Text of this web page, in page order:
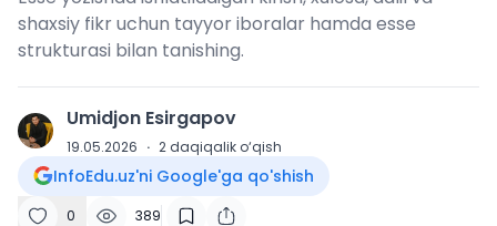
shaxsiy fikr uchun tayyor iboralar hamda esse
strukturasi bilan tanishing.
U Umidjon Esirgapov
19.05.2026 · 2 daqiqalik o‘qish
InfoEdu.uz'ni Google'ga qo'shish
0 389